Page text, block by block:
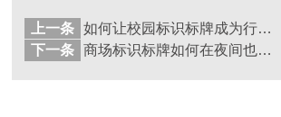
上一条
如何让校园标识标牌成为行走的知识课堂？
下一条
商场标识标牌如何在夜间也清晰醒目？